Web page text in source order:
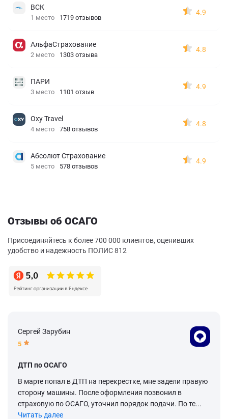
ВСК
1 место 1719 отзывов
4.9
АльфаСтрахование
2 место 1303 отзыва
4.8
ПАРИ
3 место 1101 отзыв
4.9
Oxy Travel
4 место 758 отзывов
4.8
Абсолют Страхование
5 место 578 отзывов
4.9
Отзывы об ОСАГО
Присоединяйтесь к более 700 000 клиентов, оценивших
удобство и надежность ПОЛИС 812
Сергей Зарубин
5
ДТП по ОСАГО
В марте попал в ДТП на перекрестке, мне задели правую
сторону машины. После оформления позвонил в
страховую по ОСАГО, уточнил порядок подачи. По те...
Читать далее